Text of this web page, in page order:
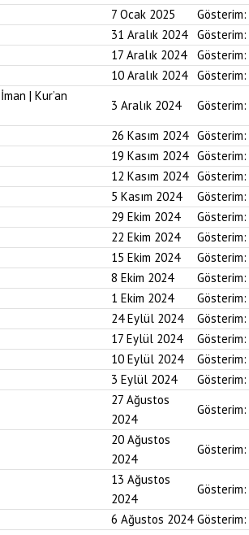
7 Ocak 2025 Gösterim:
31 Aralık 2024 Gösterim:
17 Aralık 2024 Gösterim:
10 Aralık 2024 Gösterim:
| Kur’an
3 Aralık 2024 Gösterim:
26 Kasım 2024 Gösterim:
19 Kasım 2024 Gösterim:
12 Kasım 2024 Gösterim:
5 Kasım 2024 Gösterim:
29 Ekim 2024 Gösterim:
22 Ekim 2024 Gösterim:
15 Ekim 2024 Gösterim:
8 Ekim 2024 Gösterim:
1 Ekim 2024 Gösterim:
24 Eylül 2024 Gösterim:
17 Eylül 2024 Gösterim:
10 Eylül 2024 Gösterim:
3 Eylül 2024 Gösterim:
27 Ağustos
2024
Gösterim:
20 Ağustos
2024
Gösterim:
13 Ağustos
2024
Gösterim:
6 Ağustos 2024 Gösterim: